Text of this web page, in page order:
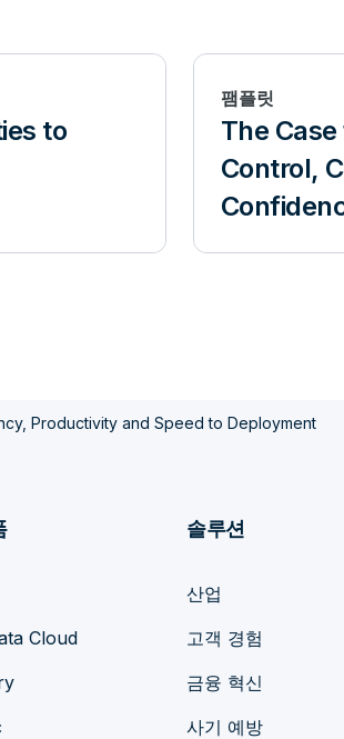
to
팸플릿
The
Control,
Productivity and Speed to Deployment
Cloud
솔루션
산업
고객 경험
금융 혁신
사기 예방